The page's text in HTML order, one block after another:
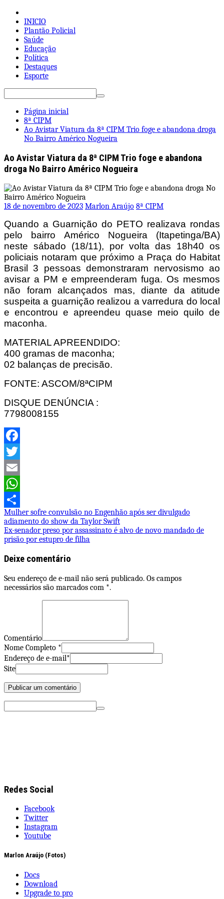
Pular
para
conteúdo
INICIO
Plantão Policial
Saúde
Educação
Política
Destaques
Esporte
por:
Página inicial
8ª CIPM
Ao Avistar Viatura da 8ª CIPM Trio foge e abandona droga
No Bairro Américo Nogueira
Ao Avistar Viatura da 8ª CIPM Trio foge e abandona
droga No Bairro Américo Nogueira
18 de novembro de 2023 Marlon Araújo 8ª CIPM
Quando a Guarnição do PETO realizava rondas
pelo bairro Américo Nogueira (Itapetinga/BA)
neste sábado (18/11), por volta das 18h40 os
policiais notaram que próximo a Praça do Habitat
Brasil 3 pessoas demonstraram nervosismo ao
avisar a PM e empreenderam fuga. Os mesmos
não foram alcançados mas, diante da atitude
suspeita a guarnição realizou a varredura do local
e encontrou e apreendeu quase meio quilo de
maconha.
MATERIAL APREENDIDO:
400 gramas de maconha;
02 balanças de precisão.
FONTE: ASCOM/8ªCIPM
DISQUE DENÚNCIA :
7798008155
Facebook
Twitter
Email
WhatsApp
Share
Navegação
de
Post
Mulher sofre convulsão no Engenhão após ser divulgado
adiamento do show da Taylor Swift
Ex-senador preso por assassinato é alvo de novo mandado de
prisão por estupro de filha
Deixe comentário
Seu endereço de e-mail não será publicado. Os campos
necessários são marcados com *.
Comentário
Nome Completo *
Endereço de e-mail*
Site
por:
Redes Social
Facebook
Twitter
Instagram
Youtube
Marlon Araújo (Fotos)
Docs
Download
Upgrade to pro